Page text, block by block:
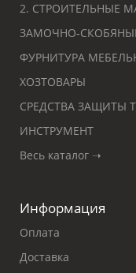
2. СТРОИТЕЛЬНЫЕ
ЗАМОЧНО-
ФУРНИТУРА
ХОЗТОВАРЫ
СРЕДСТВА ЗАЩИТЫ
ИНСТРУМЕНТ
Весь каталог ➝
Информация
Оплата
Доставка